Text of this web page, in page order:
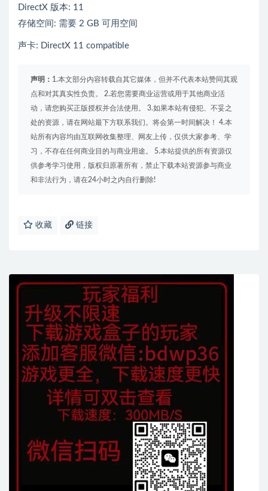
DirectX 版本: 11
存储空间: 需要 2 GB 可用空间
声卡: DirectX 11 compatible
声明： 1.本文部分内容转载自其它媒体，但并不代表本站赞同其观
点和对其真实性负责。 2.若您需要商业运营或用于其他商业活
动，请您购买正版授权并合法使用。 3.如果本站有侵犯、不妥之
处的资源，请在网站最下方联系我们。将会第一时间解决！ 4.本
站所有内容均由互联网收集整理、网友上传，仅供大家参考、学
习，不存在任何商业目的与商业用途。 5.本站提供的所有资源仅
供参考学习使用，版权归原著所有，禁止下载本站资源参与商业
和非法行为，请在24小时之内自行删除!
收藏 链接